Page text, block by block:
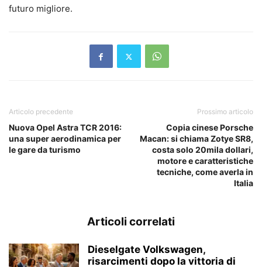
futuro migliore.
Articolo precedente
Nuova Opel Astra TCR 2016:
una super aerodinamica per
le gare da turismo
Prossimo articolo
Copia cinese Porsche
Macan: si chiama Zotye SR8,
costa solo 20mila dollari,
motore e caratteristiche
tecniche, come averla in
Italia
Articoli correlati
Dieselgate Volkswagen,
risarcimenti dopo la vittoria di